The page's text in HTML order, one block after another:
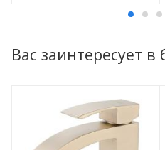
Вас заинтересует